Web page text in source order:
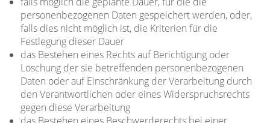
personenbezogenen Daten gespeichert werden, oder,
falls dies nicht möglich ist, die Kriterien für die
Festlegung dieser Dauer
das Bestehen eines Rechts auf Berichtigung oder
Löschung der sie betreffenden personenbezogenen
Daten oder auf Einschränkung der Verarbeitung durch
den Verantwortlichen oder eines Widerspruchsrechts
gegen diese Verarbeitung
das Bestehen eines Beschwerderechts bei einer